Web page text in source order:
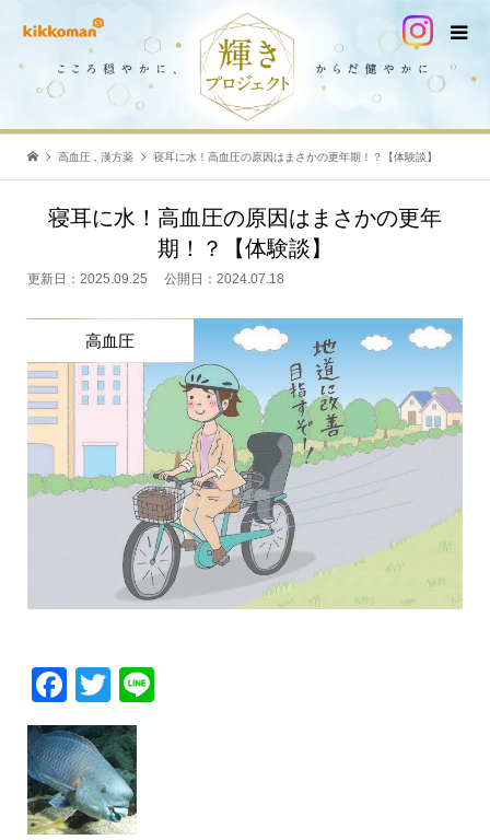
高血圧 漢方薬 寝耳に水！高血圧の原因はまさかの更年期！？【体験談】
寝耳に水！高血圧の原因はまさかの更年
期！？【体験談】
更新日： 2025.09.25 公開日： 2024.07.18
高血圧
Facebook
Twitter